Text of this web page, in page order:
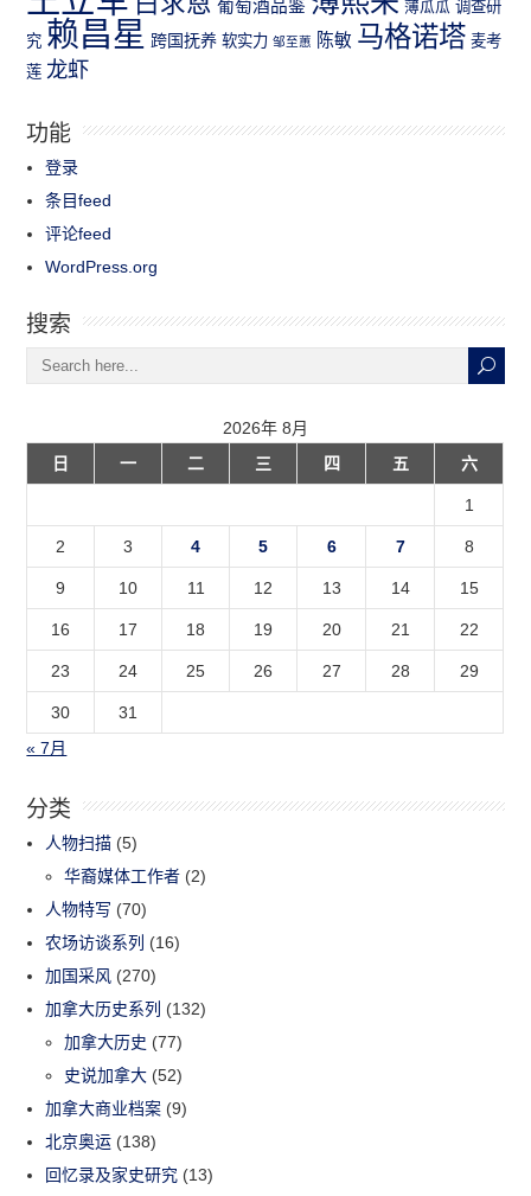
葡萄酒品鉴 薄瓜瓜 调查研
究 赖昌星 跨国抚养 软实力 邹至蕙 陈敏 马格诺塔 麦考
莲 龙虾
功能
登录
条目feed
评论feed
WordPress.org
搜索
2026年 8月
日
一 二 三 四 五 六
1
2 3 4 5 6 7 8
9 10 11 12 13 14 15
16 17 18 19 20 21 22
23 24 25 26 27 28 29
30
31
« 7月
分类
人物扫描 (5)
华裔媒体工作者 (2)
人物特写 (70)
农场访谈系列 (16)
加国采风 (270)
加拿大历史系列 (132)
加拿大历史 (77)
史说加拿大 (52)
加拿大商业档案 (9)
北京奥运 (138)
回忆录及家史研究 (13)